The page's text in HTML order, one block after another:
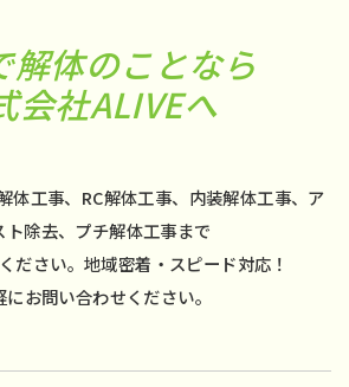
解体のことなら
会社ALIVEへ
体工事、RC解体工事、内装解体工事、ア
ト除去、プチ解体工事まで
ださい。地域密着・スピード対応！
にお問い合わせください。